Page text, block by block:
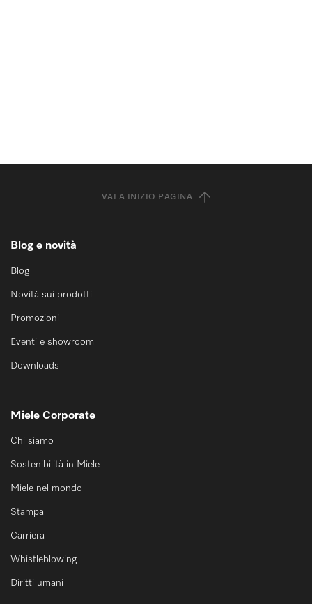
VAI A INIZIO PAGINA
Blog e novità
Blog
Novità sui prodotti
Promozioni
Eventi e showroom
Downloads
Miele Corporate
Chi siamo
Sostenibilità in Miele
Miele nel mondo
Stampa
Carriera
Whistleblowing
Diritti umani